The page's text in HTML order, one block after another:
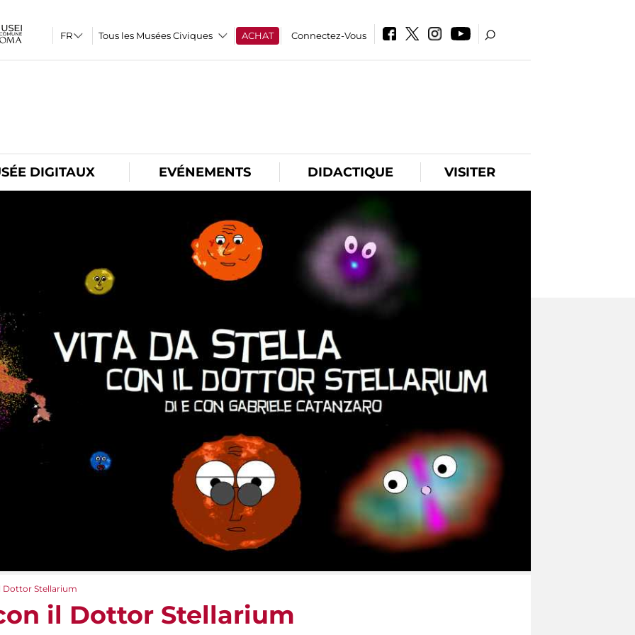
Tous les Musées Civiques ACHAT Connectez-Vous
DIGITAUX EVÉNEMENTS DIDACTIQUE VISITER
Dottor Stellarium
il Dottor Stellarium